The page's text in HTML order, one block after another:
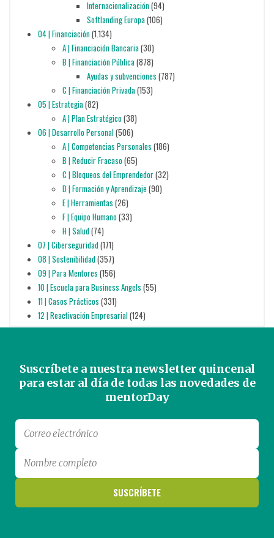
Internacionalización(94)
Softlanding Europa(106)
04 | Financiación(1.134)
A | Financiación Bancaria(30)
B | Financiación Pública(878)
Ayudas y subvenciones (787)
C | Financiación Privada(153)
05 | Estrategia(82)
A | Plan Estratégico(38)
06 | Desarrollo Personal(506)
A | Competencias Personales (186)
B | Reducir Fracaso(65)
C | Bloqueos del Emprendedor(32)
D | Formación y Aprendizaje (90)
E | Herramientas (26)
F | Equipo Humano(33)
H | Salud(74)
07 | Ciberseguridad(171)
08 | Sostenibilidad(357)
09 | Para Mentores (156)
10 | Escuela para Business Angels (55)
11 | Casos Prácticos (331)
12 | Reactivación Empresarial(124)
Suscríbete a nuestra newsletter quincenal
para estar al día de todas las novedades de
mentorDay